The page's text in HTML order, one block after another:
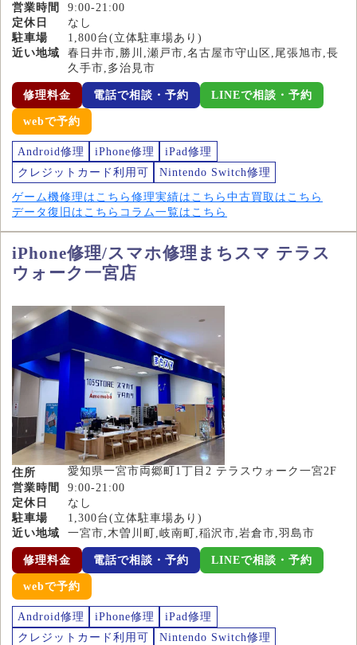
営業時間
9:00-21:00
定休日
なし
駐車場
1,800台(立体駐車場あり)
近い地域
春日井市,勝川,瀬戸市,名古屋市守山区,尾張旭市,長
久手市,多治見市
修理料金 電話で相談・予約 LINEで相談・予約
webで予約
Android修理 iPhone修理
iPad修理
クレジットカード利用可
Nintendo Switch修理
ゲーム機修理はこちら 修理実績はこちら 中古買取はこちら
データ復旧はこちら コラム一覧はこちら
iPhone修理/スマホ修理まちスマ テラス
ウォーク一宮店
住所
愛知県一宮市両郷町1丁目2 テラスウォーク一宮2F
営業時間
9:00-21:00
定休日
なし
駐車場
1,300台(立体駐車場あり)
近い地域
一宮市,木曽川町,岐南町,稲沢市,岩倉市,羽島市
修理料金 電話で相談・予約 LINEで相談・予約
webで予約
Android修理 iPhone修理
iPad修理
クレジットカード利用可
Nintendo Switch修理